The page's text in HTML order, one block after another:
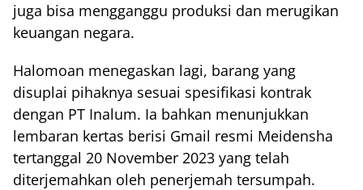
juga bisa mengganggu produksi dan merugikan
keuangan negara.
Halomoan menegaskan lagi, barang yang
disuplai pihaknya sesuai spesifikasi kontrak
dengan PT Inalum. Ia bahkan menunjukkan
lembaran kertas berisi Gmail resmi Meidensha
tertanggal 20 November 2023 yang telah
diterjemahkan oleh penerjemah tersumpah.